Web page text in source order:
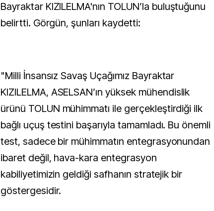
Bayraktar KIZILELMA'nın TOLUN’la buluştuğunu
belirtti. Görgün, şunları kaydetti:
"Milli İnsansız Savaş Uçağımız Bayraktar
KIZILELMA, ASELSAN’ın yüksek mühendislik
ürünü TOLUN mühimmatı ile gerçekleştirdiği ilk
bağlı uçuş testini başarıyla tamamladı. Bu önemli
test, sadece bir mühimmatın entegrasyonundan
ibaret değil, hava-kara entegrasyon
kabiliyetimizin geldiği safhanın stratejik bir
göstergesidir.